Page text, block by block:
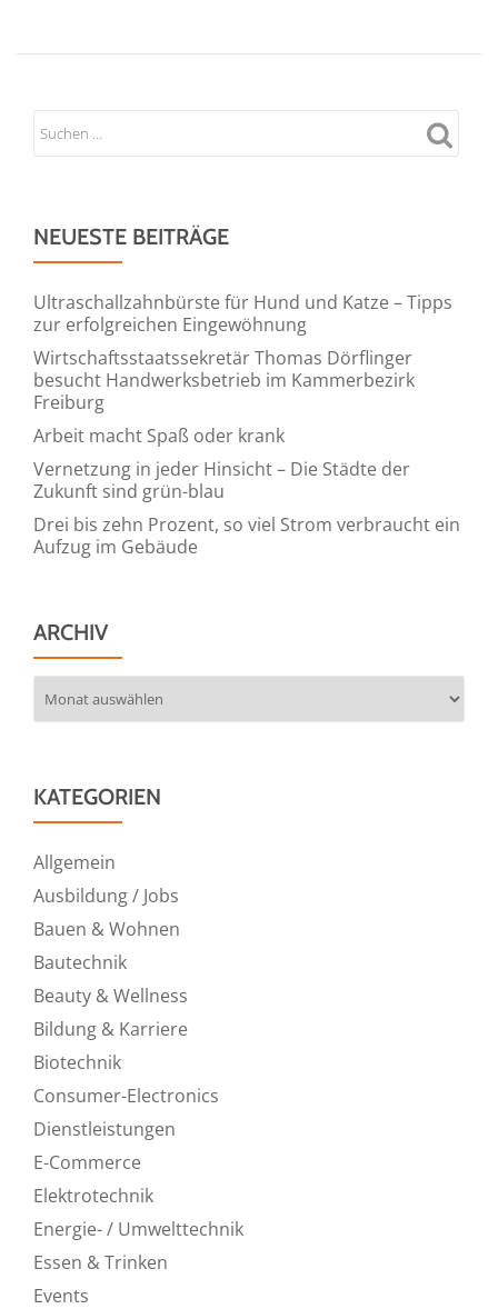
NEUESTE BEITRÄGE
Ultraschallzahnbürste für Hund und Katze – Tipps
zur erfolgreichen Eingewöhnung
Wirtschaftsstaatssekretär Thomas Dörflinger
besucht Handwerksbetrieb im Kammerbezirk
Freiburg
Arbeit macht Spaß oder krank
Vernetzung in jeder Hinsicht – Die Städte der
Zukunft sind grün-blau
Drei bis zehn Prozent, so viel Strom verbraucht ein
Aufzug im Gebäude
ARCHIV
KATEGORIEN
Allgemein
Ausbildung / Jobs
Bauen & Wohnen
Bautechnik
Beauty & Wellness
Bildung & Karriere
Biotechnik
Consumer-Electronics
Dienstleistungen
E-Commerce
Elektrotechnik
Energie- / Umwelttechnik
Essen & Trinken
Events